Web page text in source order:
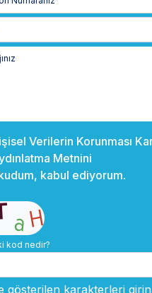
Verilerin Korunması
Metnini
kabul ediyorum.
kod nedir?
gösterilen karakterleri